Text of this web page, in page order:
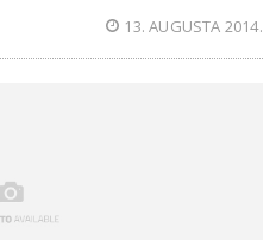
13. AUGUSTA 2014.